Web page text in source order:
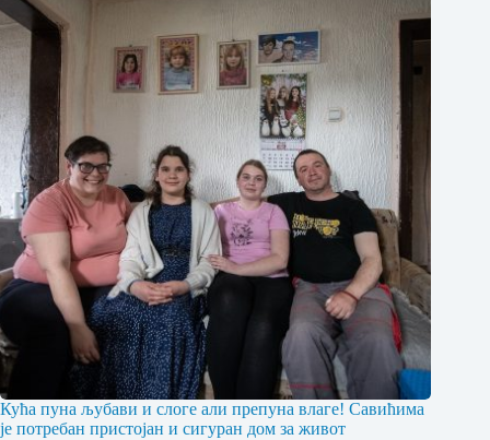
Кућа пуна љубави и слоге али препуна влаге! Савићима
је потребан пристојан и сигуран дом за живот